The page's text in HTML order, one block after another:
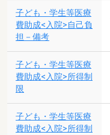
子ども・学生等医療
費助成<入院>自己負
担－備考
子ども・学生等医療
費助成<入院>所得制
限
子ども・学生等医療
費助成<入院>所得制